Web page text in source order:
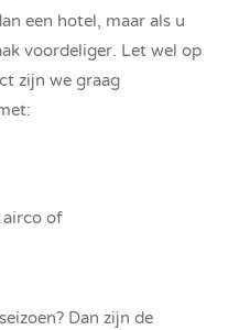
een hotel, maar als u
voordeliger. Let wel op
zijn we graag
airco of
Dan zijn de